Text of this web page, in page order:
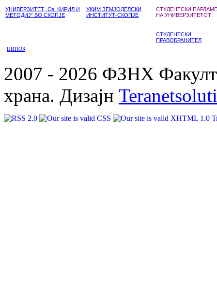
УНИВЕРЗИТЕТ „Св. КИРИЛ И
МЕТОДИЈ“ ВО СКОПЈЕ
УКИМ ЗЕМЈОДЕЛСКИ
ИНСТИТУТ-СКОПЈЕ
СТУДЕНТСКИ
НА УНИВЕРЗИТЕТОТ
СТУДЕНТСКИ
ПРАВОБРАНИТЕЛ
ЦИПОЗ
2007 - 2026 ФЗНХ
храна. Дизајн